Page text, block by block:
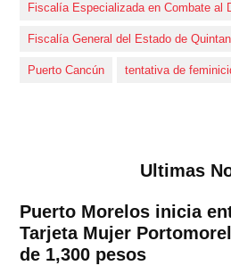
Fiscalía Especializada en Combate al
Fiscalía General del Estado de
Puerto Cancún tentativa de
Ultimas
Puerto Morelos inicia
Tarjeta Mujer
de 1,300 pesos